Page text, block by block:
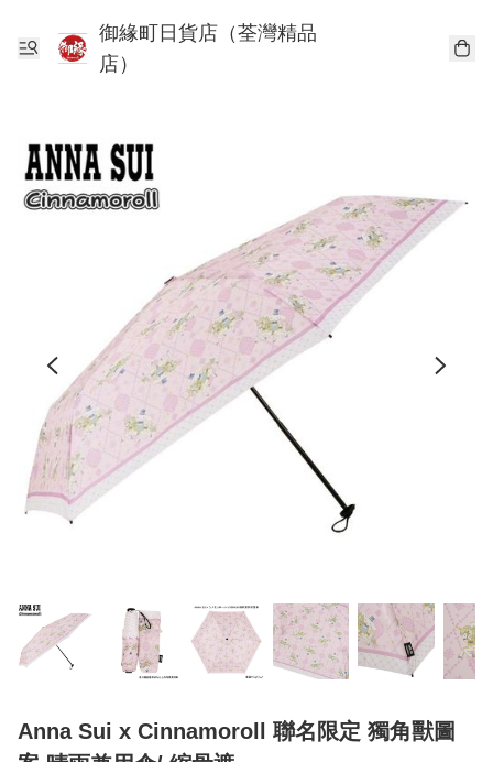
御緣町日貨店（荃灣精品
店）
Anna Sui x Cinnamoroll 聯名限定 獨角獸圖